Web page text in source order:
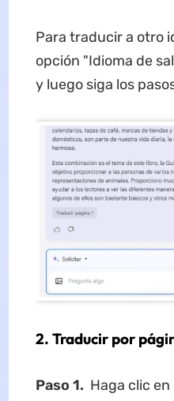
Para traducir a otro
opción "Idioma de
y luego siga los
2. Traducir por
Paso 1. Haga clic